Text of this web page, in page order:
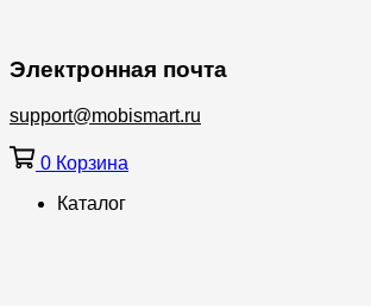
Электронная почта
support@mobismart.ru
0 Корзина
Каталог